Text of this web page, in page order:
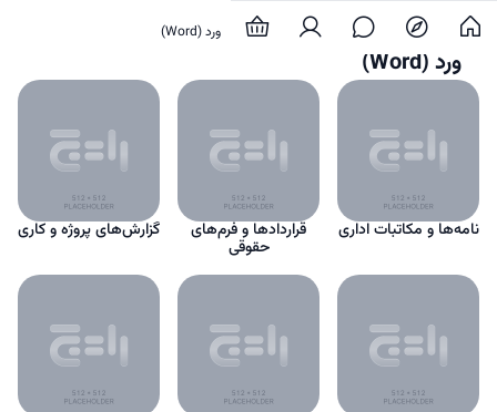
محتوای دیجیتال فایل‌های آماده ورد (Word)
ورد (Word)
نامه‌ها و مکاتبات اداری قراردادها و فرم‌های
حقوقی
گزارش‌های پروژه و کاری